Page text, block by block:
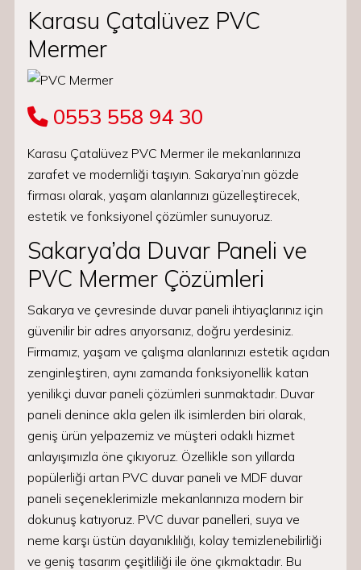
Karasu Çatalüvez PVC
Mermer
0553 558 94 30
Karasu Çatalüvez PVC Mermer ile mekanlarınıza
zarafet ve modernliği taşıyın. Sakarya’nın gözde
firması olarak, yaşam alanlarınızı güzelleştirecek,
estetik ve fonksiyonel çözümler sunuyoruz.
Sakarya’da Duvar Paneli ve
PVC Mermer Çözümleri
Sakarya ve çevresinde duvar paneli ihtiyaçlarınız için
güvenilir bir adres arıyorsanız, doğru yerdesiniz.
Firmamız, yaşam ve çalışma alanlarınızı estetik açıdan
zenginleştiren, aynı zamanda fonksiyonellik katan
yenilikçi duvar paneli çözümleri sunmaktadır. Duvar
paneli denince akla gelen ilk isimlerden biri olarak,
geniş ürün yelpazemiz ve müşteri odaklı hizmet
anlayışımızla öne çıkıyoruz. Özellikle son yıllarda
popülerliği artan PVC duvar paneli ve MDF duvar
paneli seçeneklerimizle mekanlarınıza modern bir
dokunuş katıyoruz. PVC duvar panelleri, suya ve
neme karşı üstün dayanıklılığı, kolay temizlenebilirliği
ve geniş tasarım çeşitliliği ile öne çıkmaktadır. Bu